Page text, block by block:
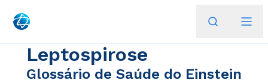
Leptospirose
Glossário de Saúde do Einstein